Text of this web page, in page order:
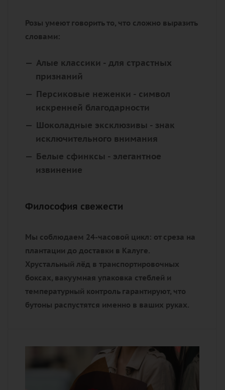
Розы умеют говорить то, что сложно выразить
словами:
Алые классики - для страстных
признаний
Персиковые неженки - символ
искренней благодарности
Шоколадные эксклюзивы - знак
исключительного внимания
Белые сфинксы - элегантное
извинение
Философия свежести
Мы соблюдаем 24-часовой цикл: от среза на
плантации до доставки в Калуге.
Хрустальный лёд в транспортировочных
боксах, вакуумная упаковка стеблей и
температурный контроль гарантируют, что
бутоны распустятся именно в ваших руках.